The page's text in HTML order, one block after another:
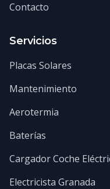
Contacto
Servicios
Placas Solares
Mantenimiento
Aerotermia
Baterías
Cargador Coche
Electricista Granada